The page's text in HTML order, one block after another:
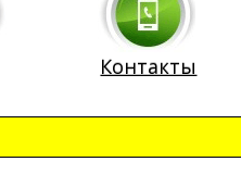
Контакты